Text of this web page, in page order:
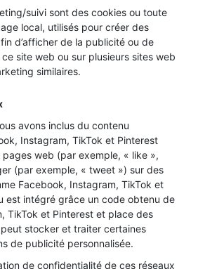
suivi sont des cookies ou toute
local, utilisés pour créer des
d’afficher de la publicité ou de
ce site web ou sur plusieurs sites web
similaires.
avons inclus du contenu
Instagram, TikTok et Pinterest
web (par exemple, « like »,
(par exemple, « tweet ») sur des
Facebook, Instagram, TikTok et
est intégré grâce un code obtenu de
TikTok et Pinterest et place des
stocker et traiter certaines
de publicité personnalisée.
de confidentialité de ces réseaux